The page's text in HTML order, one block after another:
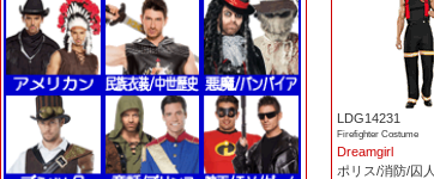
LDG14231
Firefighter Costume
Dreamgirl
ポリス/消防/囚人